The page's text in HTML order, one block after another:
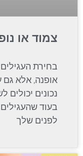
צמוד או
בחירת
אופנה, אלא גם
נכונים
בעוד שהעגילים
לפנים שלך